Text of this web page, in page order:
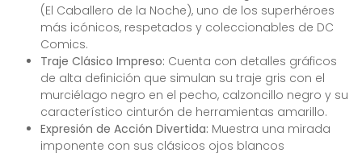
(El Caballero de la Noche), uno de los superhéroes
más icónicos, respetados y coleccionables de DC
Comics.
Traje Clásico Impreso: Cuenta con detalles gráficos
de alta definición que simulan su traje gris con el
murciélago negro en el pecho, calzoncillo negro y su
característico cinturón de herramientas amarillo.
Expresión de Acción Divertida: Muestra una mirada
imponente con sus clásicos ojos blancos